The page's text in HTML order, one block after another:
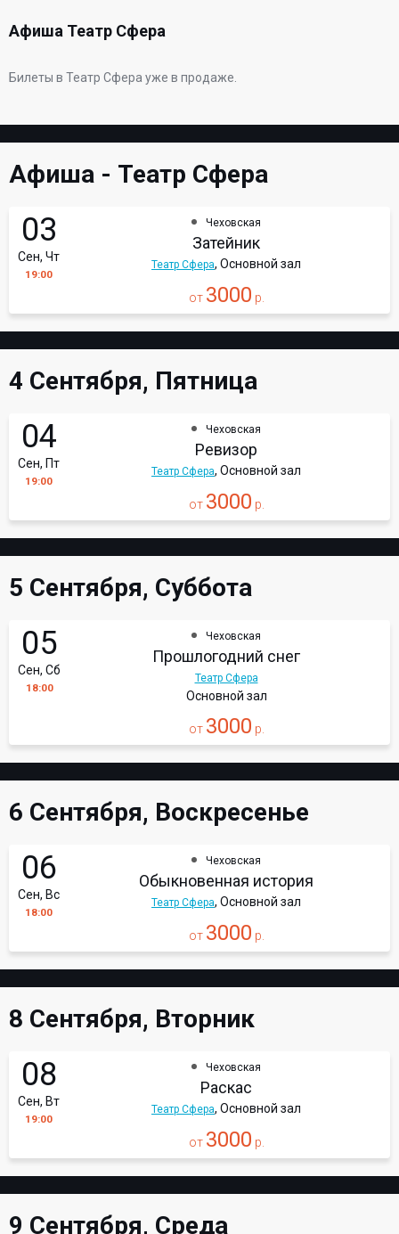
Афиша Театр Сфера
Билеты в Театр Сфера уже в продаже.
Афиша - Театр Сфера
03
Сен, Чт
19:00
Чеховская
Затейник
Театр Сфера, Основной зал
от 3000 р.
4 Сентября, Пятница
04
Сен, Пт
19:00
Чеховская
Ревизор
Театр Сфера, Основной зал
от 3000 р.
5 Сентября, Суббота
05
Сен, Сб
18:00
Чеховская
Прошлогодний снег
Театр Сфера
Основной зал
от 3000 р.
6 Сентября, Воскресенье
06
Сен, Вс
18:00
Чеховская
Обыкновенная история
Театр Сфера, Основной зал
от 3000 р.
8 Сентября, Вторник
08
Сен, Вт
19:00
Чеховская
Раскас
Театр Сфера, Основной зал
от 3000 р.
9 Сентября, Среда